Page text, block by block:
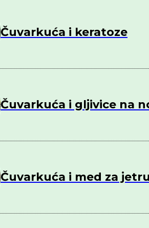
Čuvarkuća i keratoze
Čuvarkuća i gljivice na
Čuvarkuća i med za